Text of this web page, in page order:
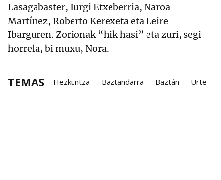
Lasagabaster, Iurgi Etxeberria, Naroa
Martínez, Roberto Kerexeta eta Leire
Ibarguren. Zorionak “hik hasi” eta zuri, segi
horrela, bi muxu, Nora.
TEMAS Hezkuntza Baztandarra Baztán Urte